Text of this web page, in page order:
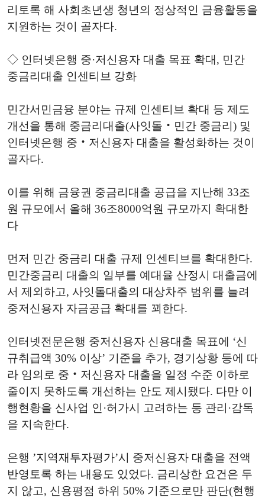
리토록 해 사회초년생 청년의 정상적인 금융활동을
지원하는 것이 골자다.
◇ 인터넷은행 중·저신용자 대출 목표 확대, 민간
중금리대출 인센티브 강화
민간서민금융 분야는 규제 인센티브 확대 등 제도
개선을 통해 중금리대출(사잇돌‧민간 중금리) 및
인터넷은행 중‧저신용자 대출을 활성화하는 것이
골자다.
이를 위해 금융권 중금리대출 공급을 지난해 33조
원 규모에서 올해 36조8000억원 규모까지 확대한
다
먼저 민간 중금리 대출 규제 인센티브를 확대한다.
민간중금리 대출의 일부를 예대율 산정시 대출금에
서 제외하고, 사잇돌대출의 대상차주 범위를 늘려
중저신용자 자금공급 확대를 꾀한다.
인터넷전문은행 중저신용자 신용대출 목표에 ‘신
규취급액 30% 이상’ 기준을 추가, 경기상황 등에 따
라 임의로 중‧저신용자 대출을 일정 수준 이하로
줄이지 못하도록 개선하는 안도 제시됐다. 다만 이
행현황을 신사업 인·허가시 고려하는 등 관리·감독
을 지속한다.
은행 ’지역재투자평가’시 중저신용자 대출을 전액
반영토록 하는 내용도 있었다. 금리상한 요건은 두
지 않고, 신용평점 하위 50% 기준으로만 판단(현행